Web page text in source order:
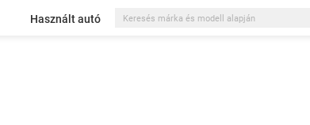
Használt autó